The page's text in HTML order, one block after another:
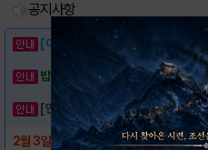
공지사항
[이벤트] 웃음으로 매일매일 해피! 유
밥알이의 헝앱통신 ⑲ “밥알이, 드디
[안내] 헝그리앱 필수 상식! 밥알 획
2월 3일(수) 업데이트 안내 (추가)